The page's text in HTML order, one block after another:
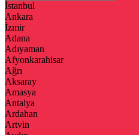
İstanbul
Ankara
İzmir
Adana
Adıyaman
Afyonkarahisar
Ağrı
Aksaray
Amasya
Antalya
Ardahan
Artvin